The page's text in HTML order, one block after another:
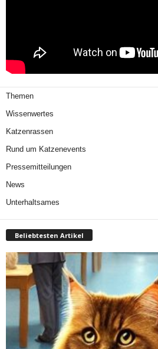
Themen
Wissenwertes
Katzenrassen
Rund um Katzenevents
Pressemitteilungen
News
Unterhaltsames
Beliebtesten Artikel